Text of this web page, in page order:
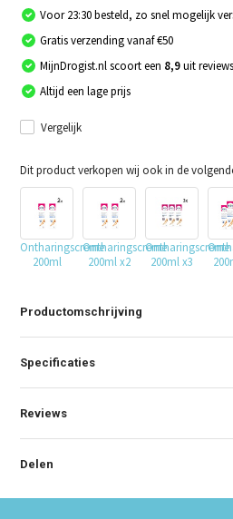
Voor 23:30 besteld, zo snel mogelijk
Gratis verzending vanaf €50
MijnDrogist.nl scoort een 8,9uit reviews
Altijd een lage prijs
Vergelijk
Dit product verkopen wij ook in de
Ontharingscreme
200ml
Ontharingscreme
200ml x2
Ontharingscreme
200ml x3
Productomschrijving
Specificaties
Reviews
Delen